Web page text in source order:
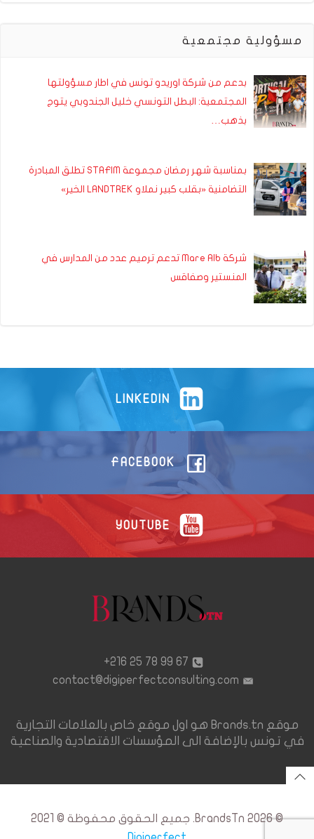
مسؤولية مجتمعية
بدعم من شركة اوريدو تونس في اطار مسؤولتها
المجتمعية: البطل التونسي خليل الجندوبي يتوج
بذهب…
بمناسبة شهر رمضان مجموعة STAFIM تطلق المبادرة
التضامنية «بقلب كبير نملاو LANDTREK الخير»
شركة Mare Alb تدعم ترميم عدد من المدارس في
المنستير وصفاقس
LINKEDIN
FACEBOOK
YOUTUBE
67 99 78 25 216+
contact@digiperfectconsulting.com
موقع Brands.tn هو اول موقع خاص بالعلامات التجارية
في تونس بالإضافة الى المؤسسات الاقتصادية والصناعية
© 2026 BrandsTn. جميع الحقوق محفوظة © 2021